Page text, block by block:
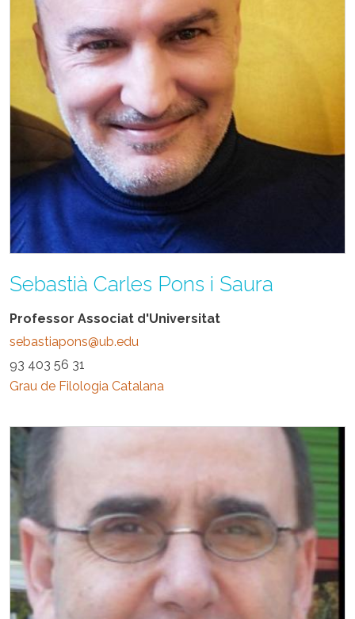
Sebastià Carles Pons i Saura
Professor Associat d'Universitat
sebastiapons@ub.edu
93 403 56 31
Grau de Filologia Catalana